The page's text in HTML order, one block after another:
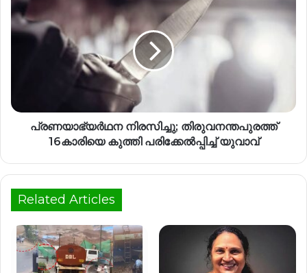
പ്രണയാഭ്യർഥന നിരസിച്ചു; തിരുവനന്തപുരത്ത്
16കാരിയെ കുത്തി പരിക്കേൽപ്പിച്ച് യുവാവ്
Related Articles